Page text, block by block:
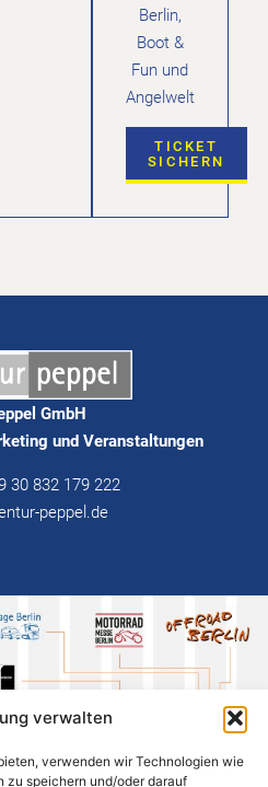
verwalten
verwenden wir Technologien wie
zu speichern und/oder darauf
Berlin,
Boot &
Fun und
Angelwelt
TICKET
SICHERN
GmbH
und Veranstaltungen
30 832 179 222
peppel.de